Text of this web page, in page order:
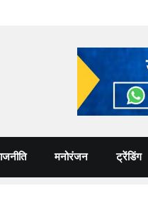
मनोरंजन ट्रेंडिंग